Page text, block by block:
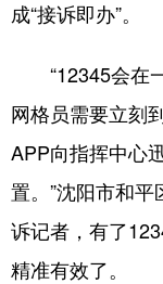
成“接诉即办”。
“12345会在一
网格员需要立刻
APP向指挥中心
置。”沈阳市和
诉记者，有了
精准有效了。